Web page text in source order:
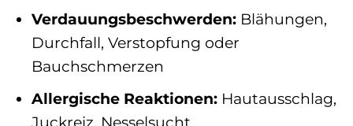
Verdauungsbeschwerden:Blähungen,
Durchfall, Verstopfung oder
Bauchschmerzen
Allergische Reaktionen:Hautausschlag,